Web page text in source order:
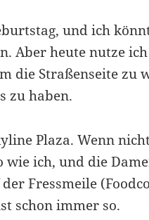
und ich
Aber heute nutze
die Straßenseite zu
zu haben.
Plaza. Wenn
wie ich, und die
Fressmeile
schon immer so.